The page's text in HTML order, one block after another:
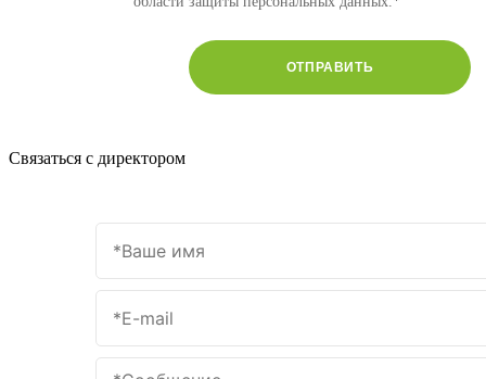
ОТПРАВИТЬ
Связаться с директором